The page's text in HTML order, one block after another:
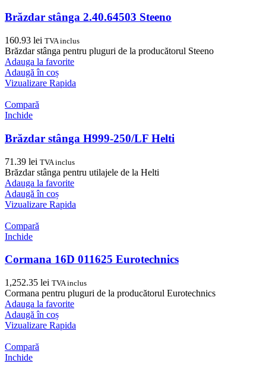
Brăzdar stânga 2.40.64503 Steeno
160.93 lei TVA inclus
Brăzdar stânga pentru pluguri de la producătorul Steeno
Adauga la favorite
Adaugă în coș
Vizualizare Rapida
Compară
Inchide
Brăzdar stânga H999-250/LF Helti
71.39 lei TVA inclus
Brăzdar stânga pentru utilajele de la Helti
Adauga la favorite
Adaugă în coș
Vizualizare Rapida
Compară
Inchide
Cormana 16D 011625 Eurotechnics
1,252.35 lei TVA inclus
Cormana pentru pluguri de la producătorul Eurotechnics
Adauga la favorite
Adaugă în coș
Vizualizare Rapida
Compară
Inchide